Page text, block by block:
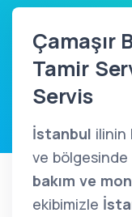
Çamaşır
Tamir
Servis
İstanbul ilinin
ve bölgesinde
bakım ve
ekibimizle